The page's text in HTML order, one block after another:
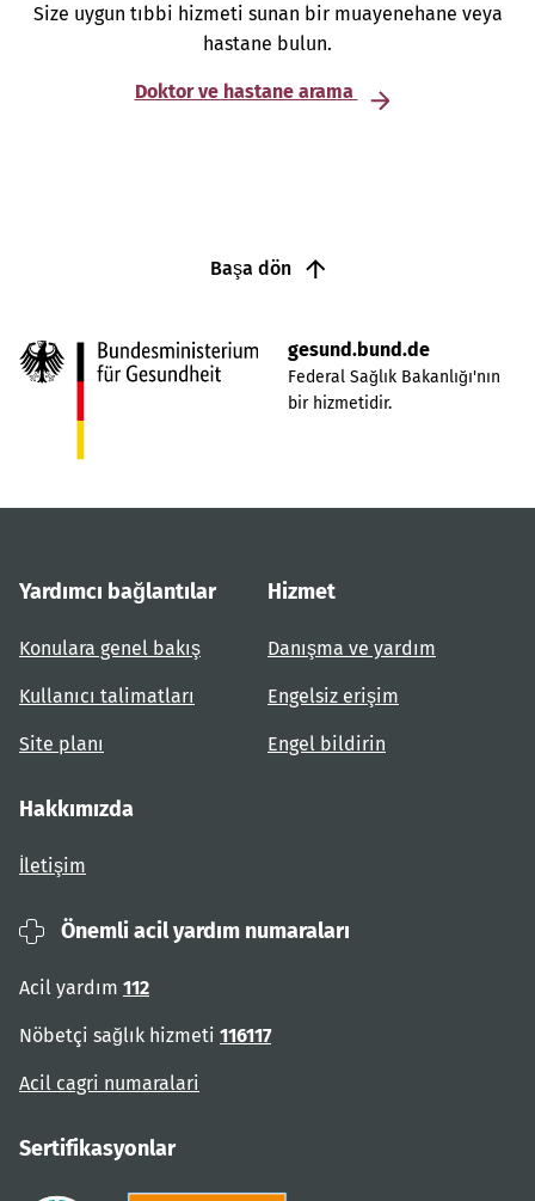
Size uygun tıbbi hizmeti sunan bir muayenehane veya
hastane bulun.
Doktor ve hastane arama
Başa dön
gesund.bund.de
Federal Sağlık Bakanlığı'nın
bir hizmetidir.
Yardımcı bağlantılar
Konulara genel bakış
Kullanıcı talimatları
Site planı
Hizmet
Danışma ve yardım
Engelsiz erişim
Engel bildirin
Hakkımızda
İletişim
Önemli acil yardım numaraları
Acil yardım 112
Nöbetçi sağlık hizmeti 116117
Acil cagri numaralari
Sertifikasyonlar